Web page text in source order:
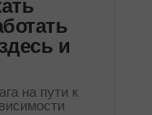
и
на пути к